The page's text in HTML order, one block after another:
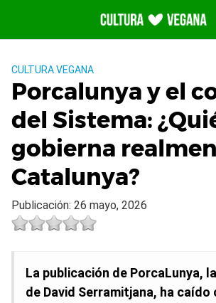
contenido
CULTURA VEGANA
Porcalunya y el
del Sistema:
gobierna
Catalunya?
Publicación: 26 mayo, 2026
La publicación de PorcaLunya,
de David Serramitjana, ha caído